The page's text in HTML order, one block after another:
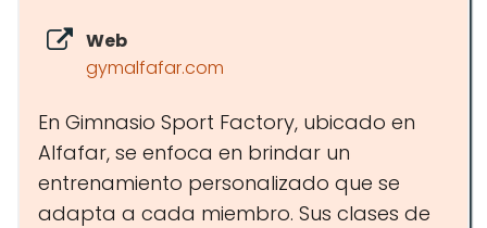
Web
gymalfafar.com
En Gimnasio Sport Factory, ubicado en
Alfafar, se enfoca en brindar un
entrenamiento personalizado que se
adapta a cada miembro. Sus clases de